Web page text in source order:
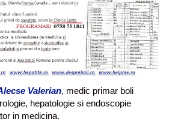
Valerian, medic primar boli
hepatologie si endoscopie
in medicina.